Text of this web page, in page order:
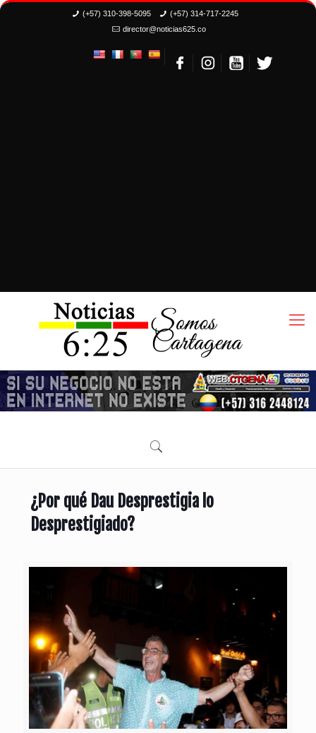
(+57) 310-398-5095
(+57) 314-717-2245
director@noticias625.co
¿Por qué Dau Desprestigia lo
Desprestigiado?